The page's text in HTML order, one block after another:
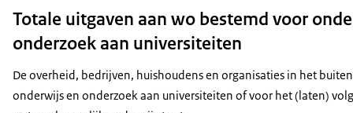
Totale uitgaven aan wo bestemd voor
onderzoek aan universiteiten
De overheid, bedrijven, huishoudens en organisaties in het
onderwijs en onderzoek aan universiteiten of voor het (laten)